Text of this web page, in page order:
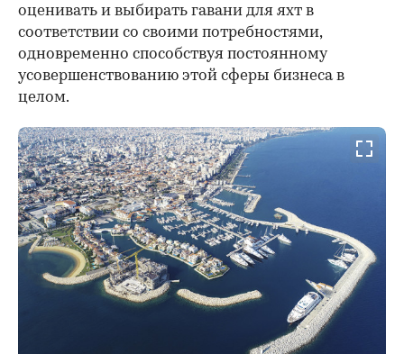
оценивать и выбирать гавани для яхт в
соответствии со своими потребностями,
одновременно способствуя постоянному
усовершенствованию этой сферы бизнеса в
целом.